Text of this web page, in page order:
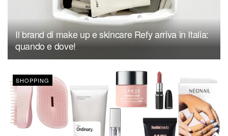
Il brand di make up e skincare Refy arriva in Italia:
quando e dove!
SHOPPING